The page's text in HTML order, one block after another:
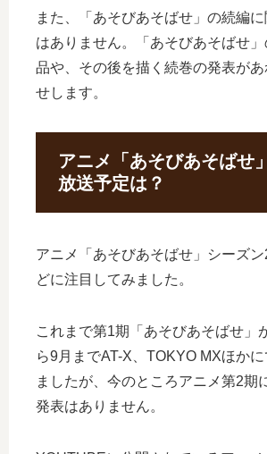
また、「あそびあそばせ」の続編
はありません。「あそびあそばせ
品や、その後を描く続巻の発表が
せします。
アニメ「あそびあそばせ
放送予定は？
アニメ「あそびあそばせ」シーズ
どに注目してみました。
これまで第1期「あそびあそばせ」
ら9月までAT-X、TOKYO MXほか
ましたが、今のところアニメ第2期
発表はありません。